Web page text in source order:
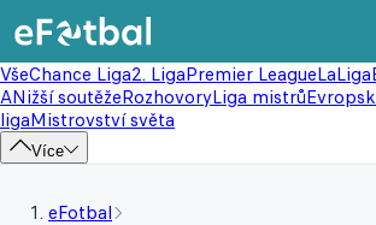
VšeChance Liga2. LigaPremier LeagueLaLiga
ANižší soutěžeRozhovoryLiga mistrů
ligaMistrovství světa
Více
eFotbal